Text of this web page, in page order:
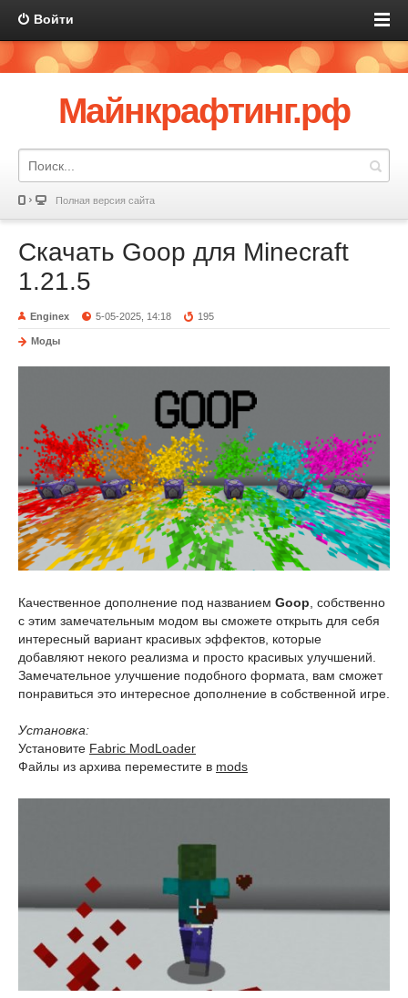
Войти
Майнкрафтинг.рф
Полная версия сайта
Скачать Goop для Minecraft
1.21.5
Enginex 5-05-2025, 14:18 195
Моды
Качественное дополнение под названием Goop , собственно
с этим замечательным модом вы сможете открыть для себя
интересный вариант красивых эффектов, которые
добавляют некого реализма и просто красивых улучшений.
Замечательное улучшение подобного формата, вам сможет
понравиться это интересное дополнение в собственной игре.
Установка:
Установите Fabric ModLoader
Файлы из архива переместите в mods